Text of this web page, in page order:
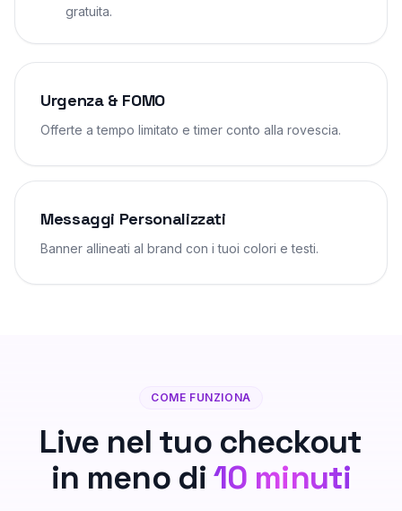
gratuita.
Urgenza & FOMO
Offerte a tempo limitato e timer conto alla rovescia.
Messaggi Personalizzati
Banner allineati al brand con i tuoi colori e testi.
COME FUNZIONA
Live nel tuo checkout
in meno di10 minuti